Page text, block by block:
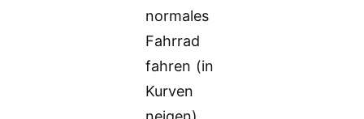
normales
Fahrrad
fahren (in
Kurven